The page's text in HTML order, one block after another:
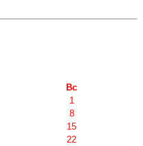
Вс
1
8
15
22